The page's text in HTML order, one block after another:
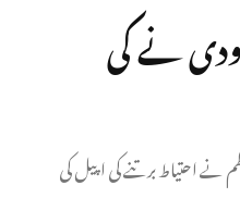
نے کی
نے احتیاط برتنے کی اپیل کی